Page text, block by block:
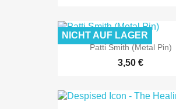
Patti Smith (Metal Pin)
3,50 €
NICHT AUF LAGER